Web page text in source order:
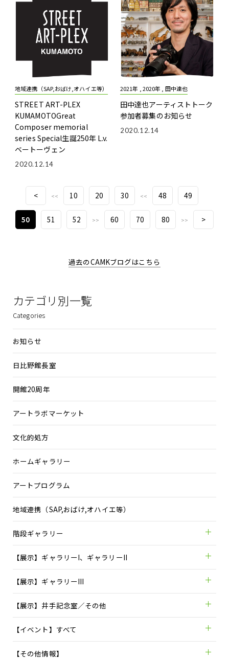
地域連携（SAP,おばけ,オハイエ等）
STREET ART-PLEX
KUMAMOTOGreat
Composer memorial
series Special生誕250年 L.v.
ベートーヴェン
2020.12.14
2021年 , 2020年 , 田中達也
田中達也アーティストトーク
参加者募集のお知らせ
2020.12.14
< << 10 20 30 << 48 49
50 51 52 >> 60 70 80 >> >
過去のCAMKブログはこちら
カテゴリ別一覧
Categories
お知らせ
日比野館長室
開館20周年
アートラボマーケット
文化的処方
ホームギャラリー
アートプログラム
地域連携（SAP,おばけ,オハイエ等）
階段ギャラリー
【展示】ギャラリーI、ギャラリーII
【展示】ギャラリーIII
【展示】井手記念室／その他
【イベント】すべて
【その他情報】